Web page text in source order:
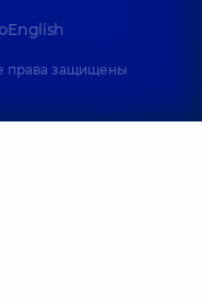
English
права защищены